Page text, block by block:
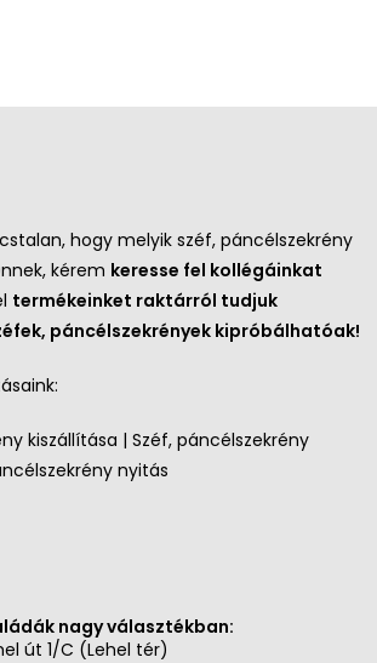
hogy melyik széf, páncélszekrény
kérem keresse fel kollégáinkat
termékeinket raktárról tudjuk
páncélszekrények kipróbálhatóak!
kiszállítása | Széf, páncélszekrény
nyitás
nagy választékban:
út 1/C (Lehel tér)